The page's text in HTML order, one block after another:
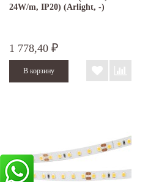
24W/m, IP20) (Arlight, -)
1 778,40 ₽